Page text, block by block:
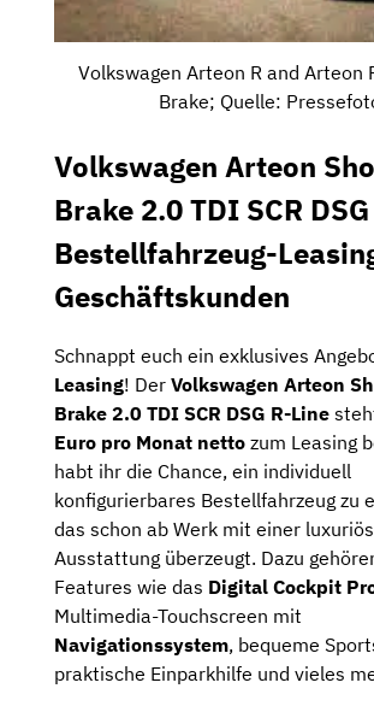
Volkswagen Arteon R and Arteon
Brake; Quelle:
Volkswagen Arteon
Brake 2.0 TDI SCR
Bestellfahrzeug-
Geschäftskunden
Schnappt euch ein exklusives
Leasing! Der Volkswagen Arteon
Brake 2.0 TDI SCR DSG R-Line
Euro pro Monat netto zum Leasing
habt ihr die Chance, ein individuell
konfigurierbares Bestellfahrzeug zu
das schon ab Werk mit einer
Ausstattung überzeugt. Dazu
Features wie das Digital Cockpit
Multimedia-Touchscreen mit
Navigationssystem, bequeme
praktische Einparkhilfe und vieles